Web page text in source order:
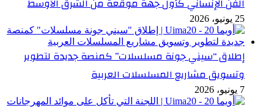
25 يونيو، 2026
إطلاق “سيني جونة مسلسلات” كمنصة جديدة لتطوير
وتسويق مشاريع المسلسلات العربية
7 يونيو، 2026